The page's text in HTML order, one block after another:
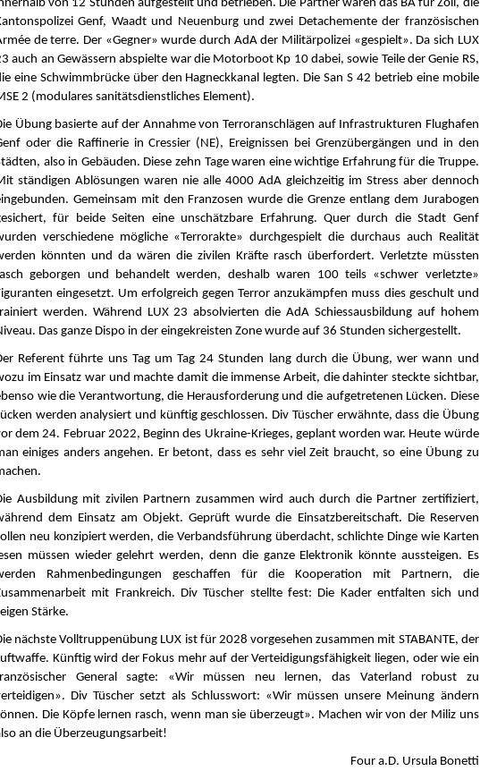
von 12 Stunden aufgestellt und betrieben. Die Partner waren das BA für Zoll, die
Genf, Waadt und Neuenburg und zwei Detachemente der französischen
de terre. Der «Gegner» wurde durch AdA der Militärpolizei «gespielt». Da sich LUX
auch an Gewässern abspielte war die Motorboot Kp 10 dabei, sowie Teile der Genie RS,
eine Schwimmbrücke über den Hagneckkanal legten. Die San S 42 betrieb eine mobile
2 (modulares sanitätsdienstliches Element).
Übung basierte auf der Annahme von Terroranschlägen auf Infrastrukturen Flughafen
oder die Raffinerie in Cressier (NE), Ereignissen bei Grenzübergängen und in den
also in Gebäuden. Diese zehn Tage waren eine wichtige Erfahrung für die Truppe.
ständigen Ablösungen waren nie alle 4000 AdA gleichzeitig im Stress aber dennoch
Gemeinsam mit den Franzosen wurde die Grenze entlang dem Jurabogen
für beide Seiten eine unschätzbare Erfahrung. Quer durch die Stadt Genf
verschiedene mögliche «Terrorakte» durchgespielt die durchaus auch Realität
könnten und da wären die zivilen Kräfte rasch überfordert. Verletzte müssten
geborgen und behandelt werden, deshalb waren 100 teils «schwer verletzte»
eingesetzt. Um erfolgreich gegen Terror anzukämpfen muss dies geschult und
werden. Während LUX 23 absolvierten die AdA Schiessausbildung auf hohem
Das ganze Dispo in der eingekreisten Zone wurde auf 36 Stunden sichergestellt.
Referent führte uns Tag um Tag 24 Stunden lang durch die Übung, wer wann und
im Einsatz war und machte damit die immense Arbeit, die dahinter steckte sichtbar,
wie die Verantwortung, die Herausforderung und die aufgetretenen Lücken. Diese
werden analysiert und künftig geschlossen. Div Tüscher erwähnte, dass die Übung
dem 24. Februar 2022, Beginn des Ukraine-Krieges, geplant worden war. Heute würde
einiges anders angehen. Er betont, dass es sehr viel Zeit braucht, so eine Übung zu
Ausbildung mit zivilen Partnern zusammen wird auch durch die Partner zertifiziert,
dem Einsatz am Objekt. Geprüft wurde die Einsatzbereitschaft. Die Reserven
neu konzipiert werden, die Verbandsführung überdacht, schlichte Dinge wie Karten
müssen wieder gelehrt werden, denn die ganze Elektronik könnte aussteigen. Es
Rahmenbedingungen geschaffen für die Kooperation mit Partnern, die
mit Frankreich. Div Tüscher stellte fest: Die Kader entfalten sich und
Stärke.
nächste Volltruppenübung LUX ist für 2028 vorgesehen zusammen mit STABANTE, der
Künftig wird der Fokus mehr auf der Verteidigungsfähigkeit liegen, oder wie ein
General sagte: «Wir müssen neu lernen, das Vaterland robust zu
Div Tüscher setzt als Schlusswort: «Wir müssen unsere Meinung ändern
Die Köpfe lernen rasch, wenn man sie überzeugt». Machen wir von der Miliz uns
an die Überzeugungsarbeit!
Four a.D. Ursula Bonetti